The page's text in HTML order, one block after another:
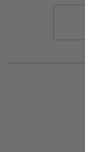
tehokkuutta
räpeltämistä.